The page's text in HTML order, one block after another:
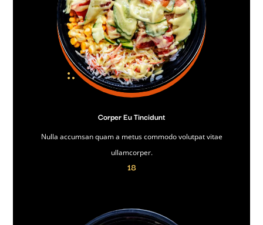
Corper Eu Tincidunt
Nulla accumsan quam a metus commodo volutpat vitae
ullamcorper.
18